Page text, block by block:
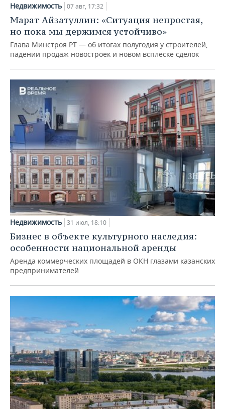
Недвижимость 07 авг, 17:32
Марат Айзатуллин: «Ситуация непростая,
но пока мы держимся устойчиво»
Глава Минстроя РТ — об итогах полугодия у строителей,
падении продаж новостроек и новом всплеске сделок
Недвижимость 31 июл, 18:10
Бизнес в объекте культурного наследия:
особенности национальной аренды
Аренда коммерческих площадей в ОКН глазами казанских
предпринимателей